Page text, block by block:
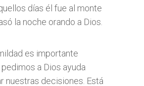
días él fue al monte
la noche orando a Dios.
es importante
a Dios ayuda
nuestras decisiones. Está